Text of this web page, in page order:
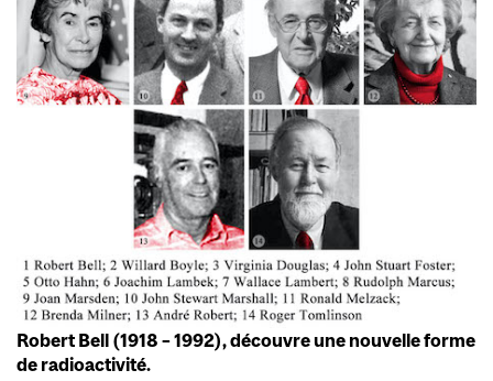
Robert Bell (1918 – 1992), découvre une nouvelle forme
de radioactivité.